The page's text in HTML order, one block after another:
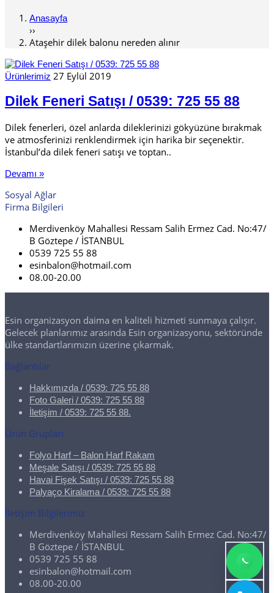
Anasayfa
››
Ataşehir dilek balonu nereden alınır
Ürünlerimiz 27 Eylül 2019
Dilek Feneri Satışı / 0539: 725 55 88
Dilek fenerleri, özel anlarda dileklerinizi gökyüzüne bırakmak
ve atmosferinizi renklendirmek için harika bir seçenektir.
İstanbul’da dilek feneri satışı ve toptan..
Devamı »
Sosyal Ağlar
Firma Bilgileri
Merdivenköy Mahallesi Ressam Salih Ermez Cad. No:47/
B Göztepe / İSTANBUL
0539 725 55 88
esinbalon@hotmail.com
08.00-20.00
Esin organizasyon daima en kaliteli hizmeti sunmaya çalışır.
Gelecek planlarımız arasında Esin organizasyonu, sektöründe
ülke standartlarımızın üzerine çıkarmak.
Bağlantılar
Hakkımızda / 0539: 725 55 88
Foto Galeri / 0539: 725 55 88
İletişim / 0539: 725 55 88.
Ürün Grupları
Folyo Harf – Balon Harf Rakam
Meşale Satışı / 0539: 725 55 88
Havai Fişek Satışı / 0539: 725 55 88
Palyaço Kiralama / 0539: 725 55 88
İletişim Bilgilerimiz
Merdivenköy Mahallesi Ressam Salih Ermez Cad. No:47/
B Göztepe / İSTANBUL
0539 725 55 88
esinbalon@hotmail.com
08.00-20.00